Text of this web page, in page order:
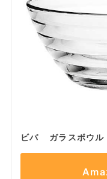
ビバ ガラスボウル